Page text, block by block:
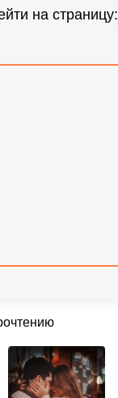
на страницу: